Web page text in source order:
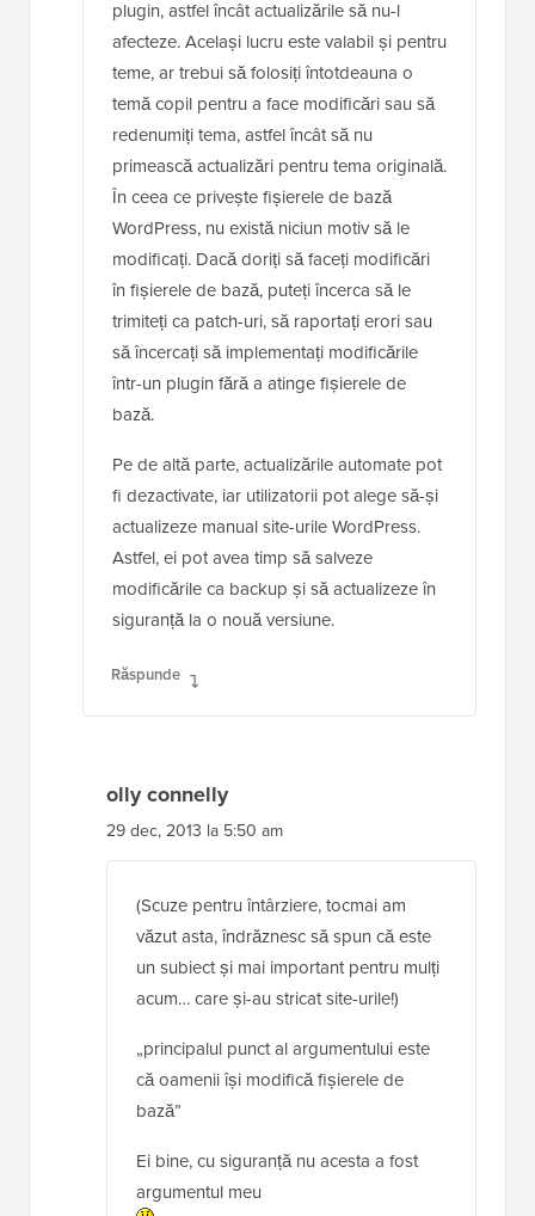
plugin, astfel încât actualizările să nu-l
afecteze. Același lucru este valabil și pentru
teme, ar trebui să folosiți întotdeauna o
temă copil pentru a face modificări sau să
redenumiți tema, astfel încât să nu
primească actualizări pentru tema originală.
În ceea ce privește fișierele de bază
WordPress, nu există niciun motiv să le
modificați. Dacă doriți să faceți modificări
în fișierele de bază, puteți încerca să le
trimiteți ca patch-uri, să raportați erori sau
să încercați să implementați modificările
într-un plugin fără a atinge fișierele de
bază.
Pe de altă parte, actualizările automate pot
fi dezactivate, iar utilizatorii pot alege să-și
actualizeze manual site-urile WordPress.
Astfel, ei pot avea timp să salveze
modificările ca backup și să actualizeze în
siguranță la o nouă versiune.
Răspunde
olly connelly
29 dec, 2013 la 5:50 am
(Scuze pentru întârziere, tocmai am
văzut asta, îndrăznesc să spun că este
un subiect și mai important pentru mulți
acum… care și-au stricat site-urile!)
„principalul punct al argumentului este
că oamenii își modifică fișierele de
bază”
Ei bine, cu siguranță nu acesta a fost
argumentul meu